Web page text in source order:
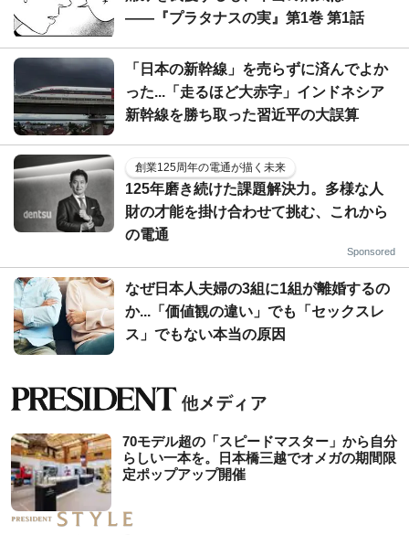
――『プラタナスの実』第1巻 第1話
「日本の新幹線」を売らずに済んでよか
った...「走るほど大赤字」インドネシア
新幹線を勝ち取った習近平の大誤算
創業125周年の電通が描く未来
125年磨き続けた課題解決力。多様な人
財の才能を掛け合わせて挑む、これから
の電通
Sponsored
なぜ日本人夫婦の3組に1組が離婚するの
か...「価値観の違い」でも「セックスレ
ス」でもない本当の原因
70モデル超の「スピードマスター」から自分
らしい一本を。日本橋三越でオメガの期間限
定ポップアップ開催